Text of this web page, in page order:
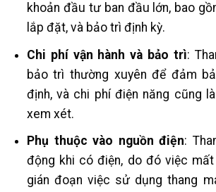
khoản đầu tư ban đầu lớn, bao
lắp đặt, và bảo trì định kỳ.
Chi phí vận hành và bảo trì:
bảo trì thường xuyên để đảm
định, và chi phí điện năng cũng
xem xét.
Phụ thuộc vào nguồn điện:
động khi có điện, do đó việc
gián đoạn việc sử dụng thang